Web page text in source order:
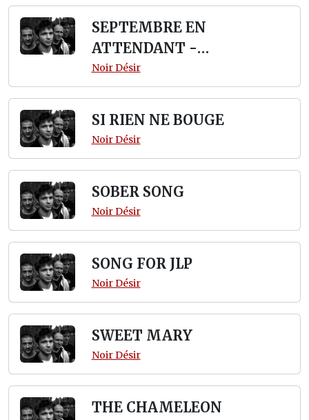
SEPTEMBRE EN
ATTENDANT -
TABLATURE
Noir Désir
SI RIEN NE BOUGE
Noir Désir
SOBER SONG
Noir Désir
SONG FOR JLP
Noir Désir
SWEET MARY
Noir Désir
THE CHAMELEON